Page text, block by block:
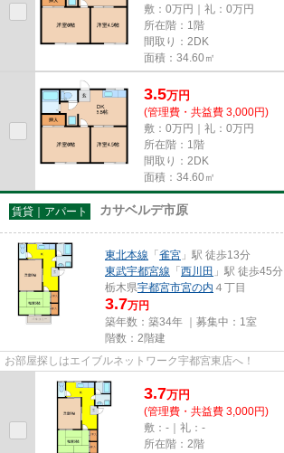
敷：0万円｜礼：0万円
所在階：1階
間取り：2DK
面積：34.60㎡
3.5万円
(管理費・共益費 3,000円)
敷：0万円｜礼：0万円
所在階：1階
間取り：2DK
面積：34.60㎡
賃貸｜アパート カサベルデ市原
東北本線 「雀宮 」駅 徒歩13分
東武宇都宮線 「西川田 」駅 徒歩45分
栃木県宇都宮市宮の内 ４丁目
3.7万円
築年数：築34年 ｜募集中： 1室
階数：2階建
お部屋探しはエイブルネットワーク宇都宮東店へ！
3.7万円
(管理費・共益費 3,000円)
敷：-｜礼：-
所在階：2階